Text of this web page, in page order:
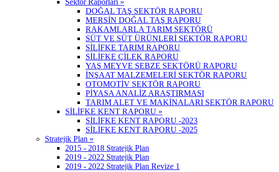
Sektör Raporları »
DOĞAL TAŞ SEKTÖR RAPORU
MERSİN DOĞAL TAŞ RAPORU
RAKAMLARLA TARIM SEKTÖRÜ
SÜT VE SÜT ÜRÜNLERİ SEKTÖR RAPORU
SİLİFKE TARIM RAPORU
SİLİFKE ÇİLEK RAPORU
YAŞ MEYVE SEBZE SEKTÖRÜ RAPORU
İNŞAAT MALZEMELERİ SEKTÖR RAPORU
OTOMOTİV SEKTÖR RAPORU
PİYASA ANALİZ ARAŞTIRMASI
TARIM ALET VE MAKİNALARI SEKTÖR RAPORU
SİLİFKE KENT RAPORU »
SİLİFKE KENT RAPORU -2023
SİLİFKE KENT RAPORU -2025
Stratejik Plan »
2015 - 2018 Stratejik Plan
2019 - 2022 Stratejik Plan
2019 - 2022 Stratejik Plan Revize 1